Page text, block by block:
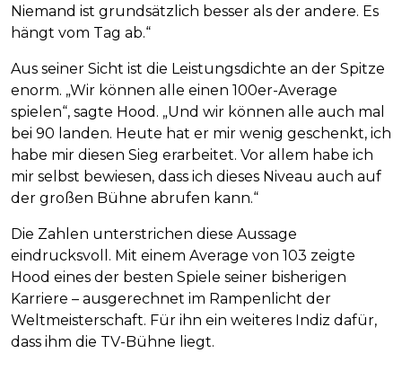
Niemand ist grundsätzlich besser als der andere. Es
hängt vom Tag ab.“
Aus seiner Sicht ist die Leistungsdichte an der Spitze
enorm. „Wir können alle einen 100er-Average
spielen“, sagte Hood. „Und wir können alle auch mal
bei 90 landen. Heute hat er mir wenig geschenkt, ich
habe mir diesen Sieg erarbeitet. Vor allem habe ich
mir selbst bewiesen, dass ich dieses Niveau auch auf
der großen Bühne abrufen kann.“
Die Zahlen unterstrichen diese Aussage
eindrucksvoll. Mit einem Average von 103 zeigte
Hood eines der besten Spiele seiner bisherigen
Karriere – ausgerechnet im Rampenlicht der
Weltmeisterschaft. Für ihn ein weiteres Indiz dafür,
dass ihm die TV-Bühne liegt.